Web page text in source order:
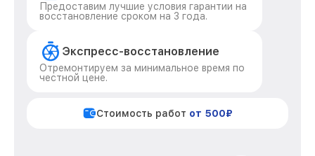
Предоставим лучшие условия гарантии на
восстановление сроком на 3 года.
Экспресс-восстановление
Отремонтируем за минимальное время по
честной цене.
Стоимость работ от 500₽